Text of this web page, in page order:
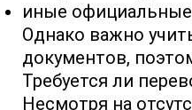
иные
Однако важно
документов,
Требуется ли
Несмотря на